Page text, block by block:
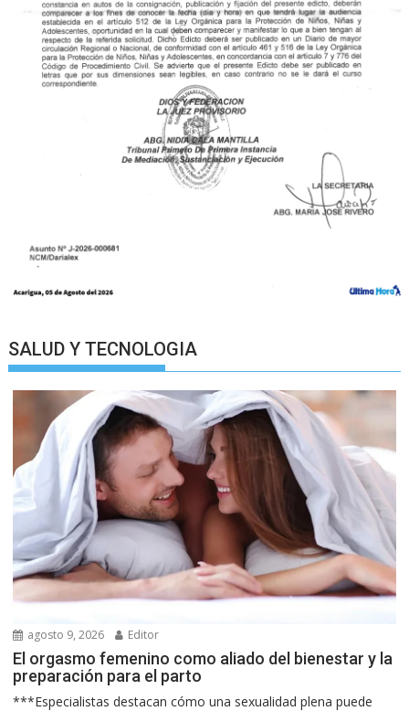
SALUD Y TECNOLOGIA
agosto 9, 2026 Editor
El orgasmo femenino como aliado del bienestar y la
preparación para el parto
***Especialistas destacan cómo una sexualidad plena puede